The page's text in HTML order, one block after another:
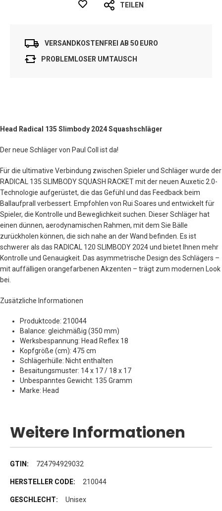
TEILEN
VERSANDKOSTENFREI AB 50 EURO
PROBLEMLOSER UMTAUSCH
Head Radical 135 Slimbody 2024 Squashschläger
Der neue Schläger von Paul Coll ist da!
Für die ultimative Verbindung zwischen Spieler und Schläger wurde der
RADICAL 135 SLIMBODY SQUASH RACKET mit der neuen Auxetic 2.0-
Technologie aufgerüstet, die das Gefühl und das Feedback beim
Ballaufprall verbessert. Empfohlen von Rui Soares und entwickelt für
Spieler, die Kontrolle und Beweglichkeit suchen. Dieser Schläger hat
einen dünnen, aerodynamischen Rahmen, mit dem Sie Bälle
zurückholen können, die sich nahe an der Wand befinden. Es ist
schwerer als das RADICAL 120 SLIMBODY 2024 und bietet Ihnen mehr
Kontrolle und Genauigkeit. Das asymmetrische Design des Schlägers –
mit auffälligen orangefarbenen Akzenten – trägt zum modernen Look
bei.
Zusätzliche Informationen
Produktcode: 210044
Balance: gleichmäßig (350 mm)
Werksbespannung: Head Reflex 18
Kopfgröße (cm): 475 cm
Schlägerhülle: Nicht enthalten
Besaitungsmuster: 14 x 17 / 18 x 17
Unbespanntes Gewicht: 135 Gramm
Marke: Head
Weitere Informationen
Weitere
724794929032
210044
Unisex